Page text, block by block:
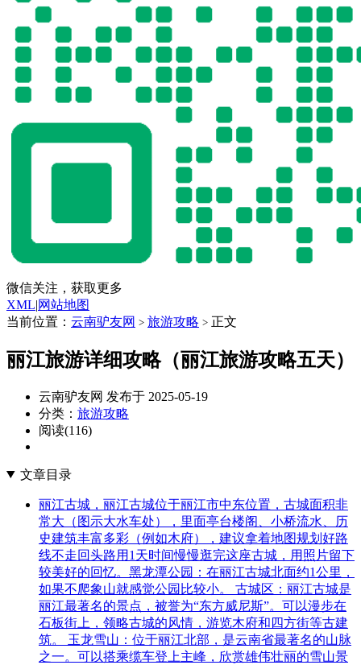
微信关注，获取更多
XML|网站地图
当前位置： 云南驴友网 > 旅游攻略 > 正文
丽江旅游详细攻略（丽江旅游攻略五天）
云南驴友网 发布于 2025-05-19
分类： 旅游攻略
阅读(116)
文章目录
丽江古城，丽江古城位于丽江市中东位置，古城面积非
常大（图示大水车处），里面亭台楼阁、小桥流水、历
史建筑丰富多彩（例如木府），建议拿着地图规划好路
线不走回头路用1天时间慢慢逛完这座古城，用照片留下
较美好的回忆。黑龙潭公园：在丽江古城北面约1公里，
如果不爬象山就感觉公园比较小。 古城区：丽江古城是
丽江最著名的景点，被誉为“东方威尼斯”。可以漫步在
石板街上，领略古城的风情，游览木府和四方街等古建
筑。 玉龙雪山：位于丽江北部，是云南省最著名的山脉
之一。可以搭乘缆车登上主峰，欣赏雄伟壮丽的雪山景